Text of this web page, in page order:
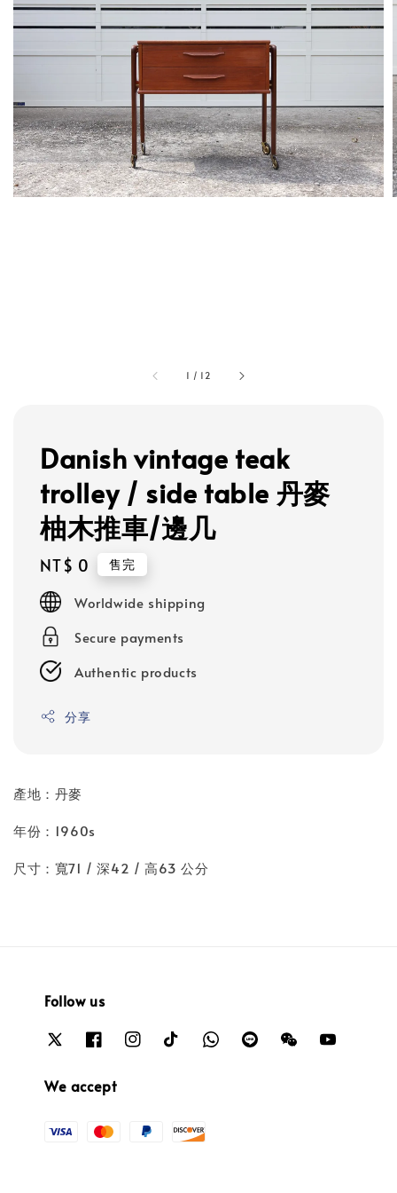
1 / 12
Danish vintage teak
trolley / side table 丹麥
柚木推車/邊几
Regular
price
NT$ 0 售完
Worldwide shipping
Secure payments
Authentic products
分享
產地：丹麥
年份：1960s
尺寸：寬71 / 深42 / 高63 公分
Follow us
We accept